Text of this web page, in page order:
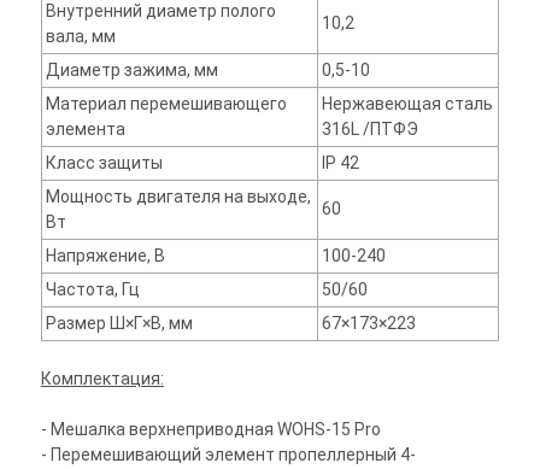
Внутренний диаметр полого
вала, мм
10,2
Диаметр зажима, мм
0,5-10
Материал перемешивающего
элемента
Нержавеющая сталь
316L /ПТФЭ
Класс защиты
IP 42
Мощность двигателя на выходе,
Вт
60
Напряжение, В
100-240
Частота, Гц
50/60
Размер Ш×Г×В, мм
67×173×223
Комплектация:
- Мешалка верхнеприводная WOHS-15 Pro
- Перемешивающий элемент пропеллерный 4-